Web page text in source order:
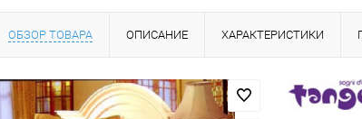
ОБЗОР ТОВАРА ОПИСАНИЕ ХАРАКТЕРИСТИКИ